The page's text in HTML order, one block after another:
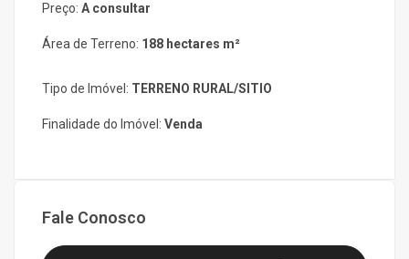
Preço: A consultar
Área de Terreno: 188 hectares m²
Tipo de Imóvel: TERRENO RURAL/SITIO
Finalidade do Imóvel: Venda
Fale Conosco